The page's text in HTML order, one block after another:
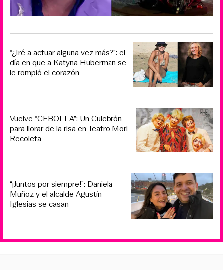
“¿Iré a actuar alguna vez más?”: el
día en que a Katyna Huberman se
le rompió el corazón
Vuelve “CEBOLLA”: Un Culebrón
para llorar de la risa en Teatro Mori
Recoleta
“¡Juntos por siempre!”: Daniela
Muñoz y el alcalde Agustín
Iglesias se casan